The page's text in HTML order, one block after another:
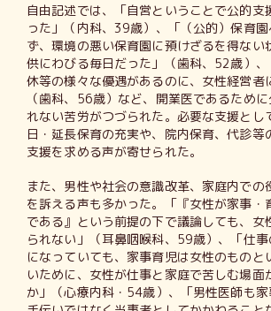
自由記述では、「自営ということで公的支
った」（内科、39歳）、「（公的）保育
ず、環境の悪い保育園に預けざるを得ない
供にわびる毎日だった」（歯科、52歳）
休等の様々な優遇があるのに、女性経営者
（歯科、56歳）など、開業医であるため
れない苦労がつづられた。必要な支援とし
日・延長保育の充実や、院内保育、代診等
支援を求める声が寄せられた。
また、男性や社会の意識改革、家庭内での
を訴える声も多かった。「『女性が家事・
である』という前提の下で議論しても、女
られない」（耳鼻咽喉科、59歳）、「仕
になっていても、家事育児は女性のものと
いために、女性が仕事と家庭で苦しむ場面
か」（心療内科・54歳）、「男性医師も